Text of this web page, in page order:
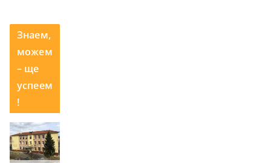
Знаем,
можем
– ще
успеем
!